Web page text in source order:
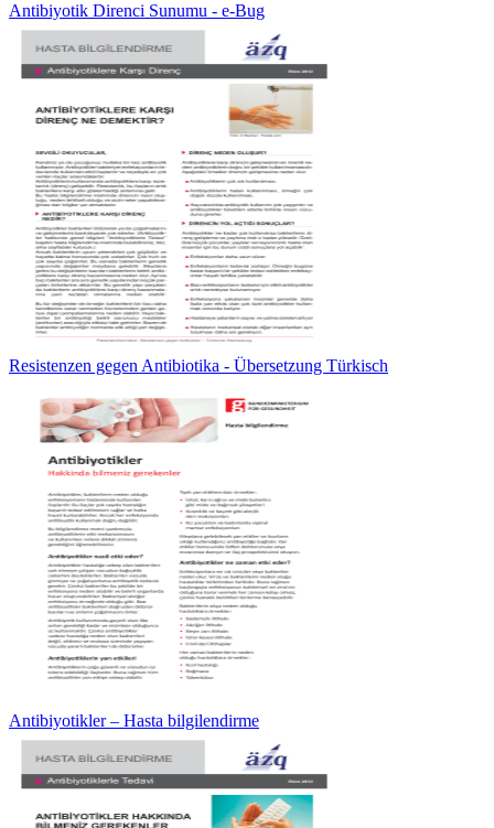
Antibiyotik Direnci Sunumu - e-Bug
Resistenzen gegen Antibiotika - Übersetzung Türkisch
Antibiyotikler – Hasta bilgilendirme